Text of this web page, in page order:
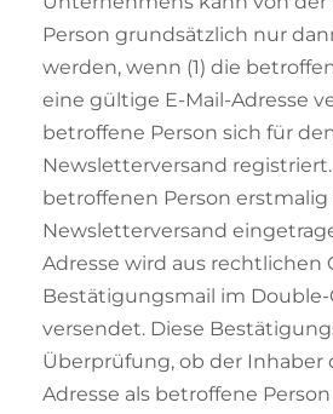
Person grundsätzlich nur
werden, wenn (1) die
eine gültige E-Mail-Adresse
betroffene Person sich für
Newsletterversand
betroffenen Person erstmalig
Newsletterversand
Adresse wird aus rechtlichen
Bestätigungsmail im
versendet. Diese
Überprüfung, ob der Inhaber
Adresse als betroffene